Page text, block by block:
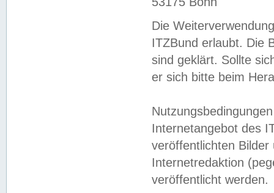
Die
ITZBund erlaubt. Die
sind geklärt. Sollte
er sich bitte beim
Internetangebot des
veröffentlichten
Internetredaktion
veröffentlicht werden.